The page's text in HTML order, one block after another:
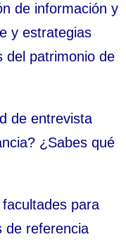
de información y
y estrategias
del patrimonio de
de entrevista
¿Sabes qué
para
de referencia